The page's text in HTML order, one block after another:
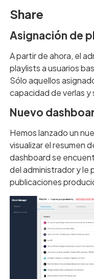
Share
Asignación de
A partir de ahora, el
playlists a usuarios
Sólo aquellos
capacidad de verlas y
Nuevo
Hemos lanzado un
visualizar el resumen
dashboard se
del administrador y le
publicaciones